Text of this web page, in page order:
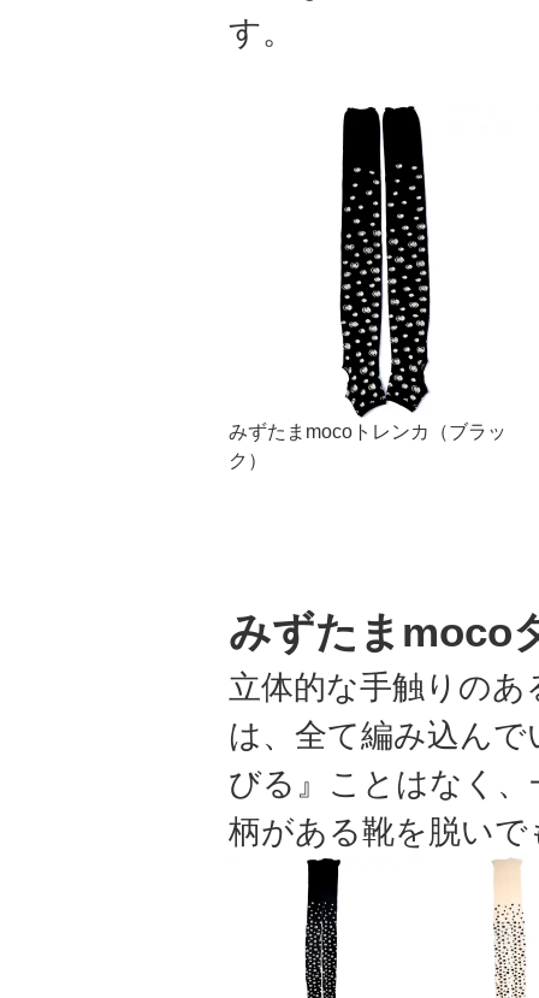
す。
みずたまmocoトレンカ（ブラッ
ク）
みずたまmoco
立体的な手触りの
は、全て編み込ん
びる』ことはなく
柄がある靴を脱い